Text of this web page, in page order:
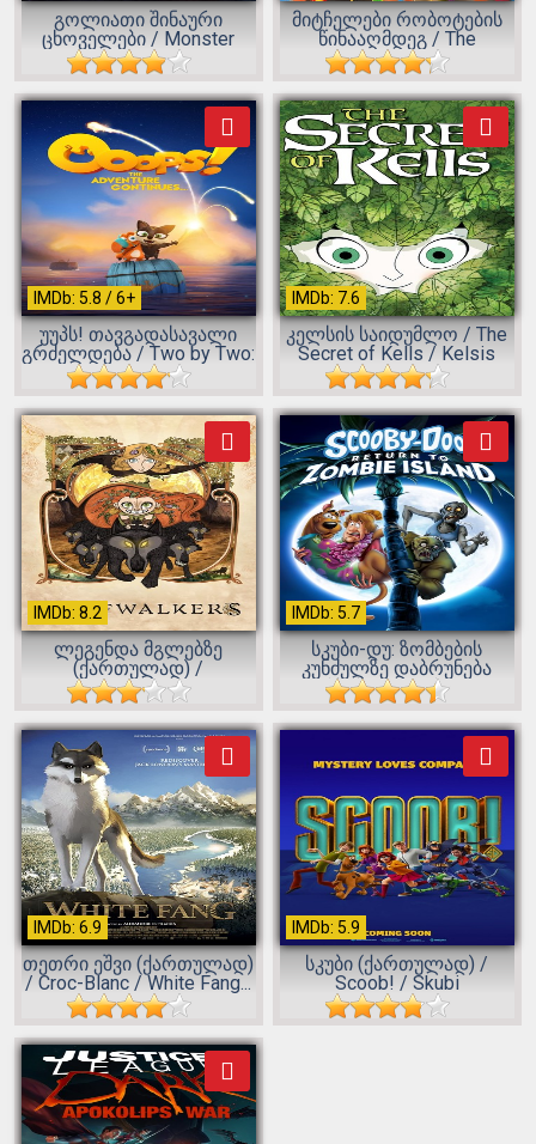
გოლიათი შინაური
ცხოველები / Monster
Pets: A Hotel T...
მიტჩელები რობოტების
წინააღმდეგ / The
Mitchells vs t...
IMDb: 5.8 / 6+
უუპს! თავგადასავალი
გრძელდება / Two by Two:
Overboa...
IMDb: 7.6
კელსის საიდუმლო / The
Secret of Kells / Kelsis
Said...
IMDb: 8.2
ლეგენდა მგლებზე
(ქართულად) /
Wolfwalkers
IMDb: 5.7
სკუბი-დუ: ზომბების
კუნძულზე დაბრუნება
(ქართულად) / ...
IMDb: 6.9
თეთრი ეშვი (ქართულად)
/ Croc-Blanc / White Fang...
IMDb: 5.9
სკუბი (ქართულად) /
Scoob! / Skubi